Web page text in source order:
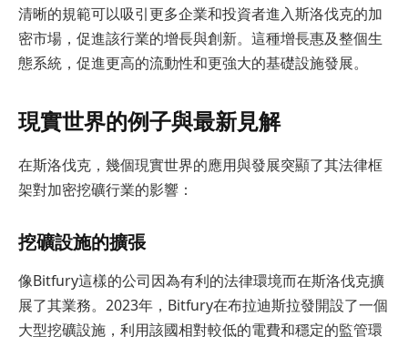
清晰的規範可以吸引更多企業和投資者進入斯洛伐克的加
密市場，促進該行業的增長與創新。這種增長惠及整個生
態系統，促進更高的流動性和更強大的基礎設施發展。
現實世界的例子與最新見解
在斯洛伐克，幾個現實世界的應用與發展突顯了其法律框
架對加密挖礦行業的影響：
挖礦設施的擴張
像Bitfury這樣的公司因為有利的法律環境而在斯洛伐克擴
展了其業務。2023年，Bitfury在布拉迪斯拉發開設了一個
大型挖礦設施，利用該國相對較低的電費和穩定的監管環